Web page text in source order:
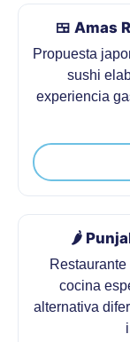
🍱 Amas
Propuesta
sushi
experiencia
🌶️
cocina
alternativa